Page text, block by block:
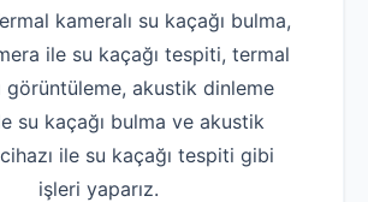
kameralı su kaçağı bulma,
ile su kaçağı tespiti, termal
görüntüleme, akustik dinleme
su kaçağı bulma ve akustik
ile su kaçağı tespiti gibi
işleri yaparız.